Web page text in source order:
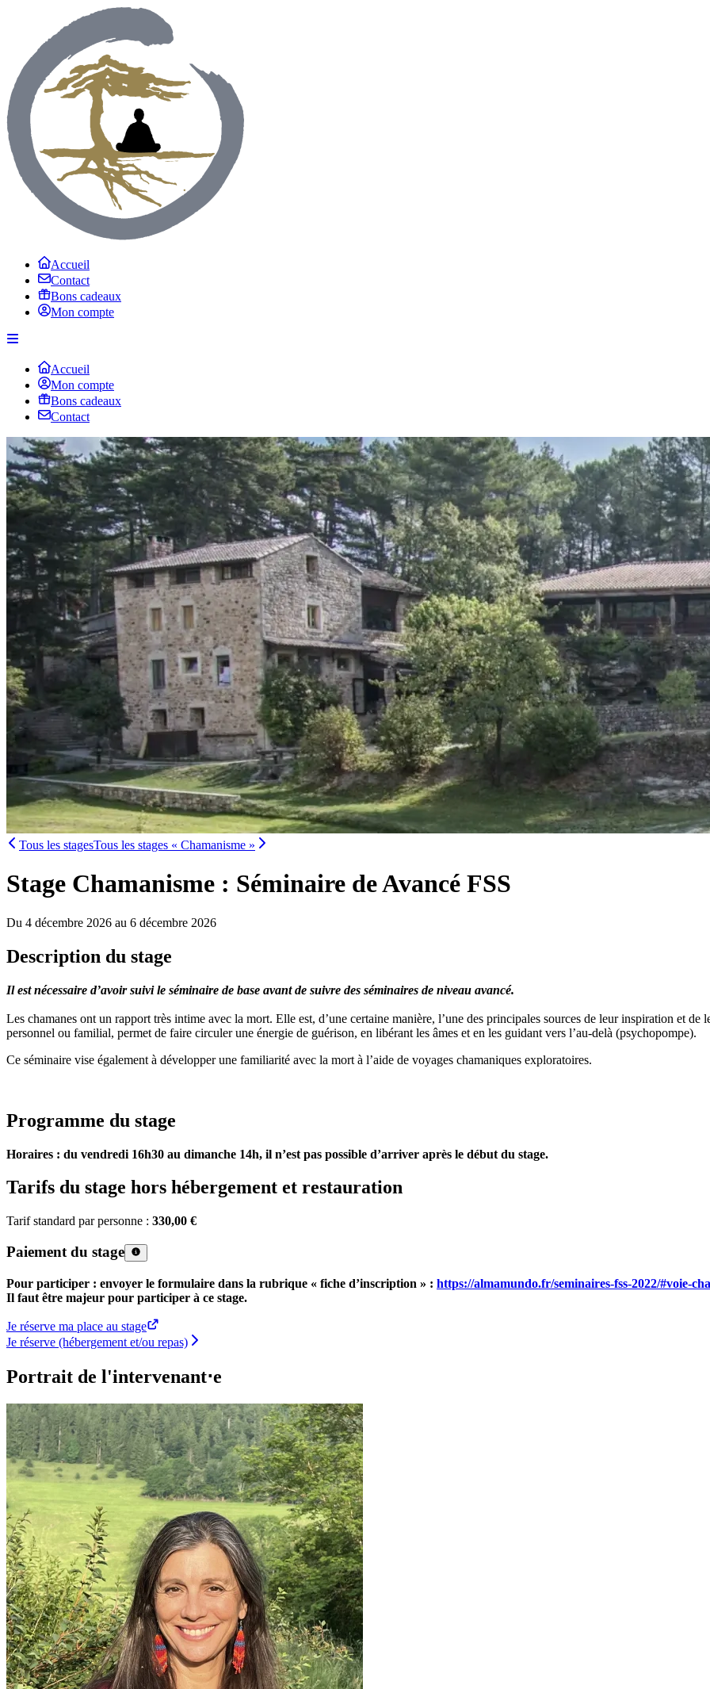
Accueil
Contact
Bons cadeaux
Mon compte
Accueil
Mon compte
Bons cadeaux
Contact
Tous les stagesTous les stages « Chamanisme »
Stage Chamanisme : Séminaire de Avancé FSS
Du 4 décembre 2026 au 6 décembre 2026
Description du stage
Il est nécessaire d’avoir suivi le séminaire de base avant de suivre des séminaires de niveau avancé.
Les chamanes ont un rapport très intime avec la mort. Elle est, d’une certaine manière, l’une des principales sources de leur inspiration et
personnel ou familial, permet de faire circuler une énergie de guérison, en libérant les âmes et en les guidant vers l’au-delà (psychopompe).
Ce séminaire vise également à développer une familiarité avec la mort à l’aide de voyages chamaniques exploratoires.
Programme du stage
Horaires : du vendredi 16h30 au dimanche 14h, il n’est pas possible d’arriver après le début du stage.
Tarifs du stage hors hébergement et restauration
Tarif standard par personne : 330,00 €
Paiement du stage
Pour participer : envoyer le formulaire dans la rubrique « fiche d’inscription » : https://almamundo.fr/seminaires-fss-2022/#voie-
Il faut être majeur pour participer à ce stage.
Je réserve ma place au stage
Je réserve (hébergement et/ou repas)
Portrait de l'intervenant⋅e